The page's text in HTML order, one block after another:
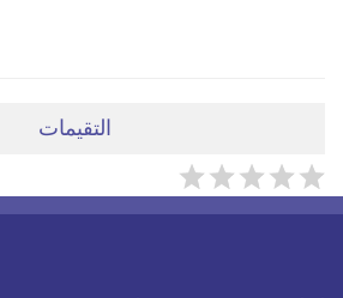
التقيمات